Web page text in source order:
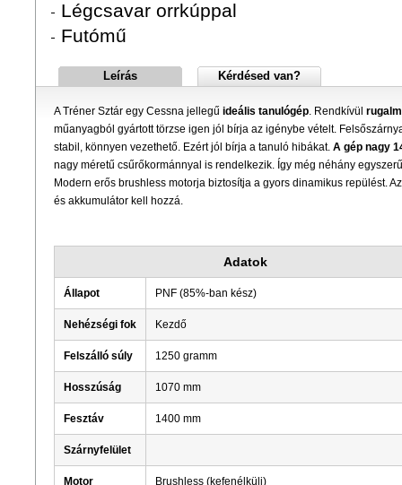
Légcsavar orrkúppal
Futómű
Leírás Kérdésed van?
A Tréner Sztár egy Cessna jellegű ideális tanulógép. Rendkívül
műanyagból gyártott törzse igen jól bírja az igénybe vételt.
stabil, könnyen vezethető. Ezért jól bírja a tanuló hibákat. A gép nagy
nagy méretű csűrőkormánnyal is rendelkezik. Így még néhány
Modern erős brushless motorja biztosítja a gyors dinamikus repülést.
és akkumulátor kell hozzá.
Adatok
Állapot PNF (85%-ban kész)
Nehézségi fok Kezdő
Felszálló súly 1250 gramm
Hosszúság 1070 mm
Fesztáv 1400 mm
Szárnyfelület
Motor Brushless (kefenélküli)